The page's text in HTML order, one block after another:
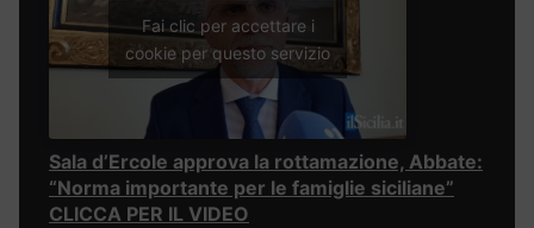
Fai clic per accettare i
cookie per questo servizio
Sala d’Ercole approva la rottamazione, Abbate:
“Norma importante per le famiglie siciliane”
CLICCA PER IL VIDEO